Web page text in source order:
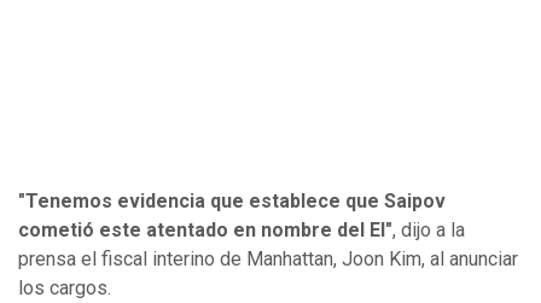
"Tenemos evidencia que establece que Saipov
cometió este atentado en nombre del EI", dijo a la
prensa el fiscal interino de Manhattan, Joon Kim, al anunciar
los cargos.